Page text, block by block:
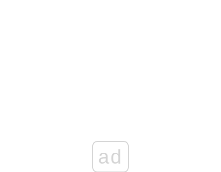
ad